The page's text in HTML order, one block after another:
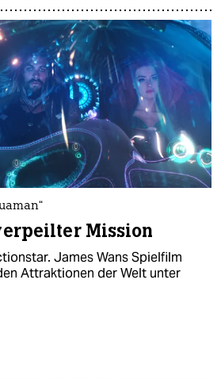
Mission
James Wans Spielfilm
Attraktionen der Welt unter